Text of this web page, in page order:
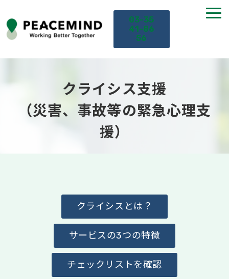
03-35
41-86
56
サービス
クライシス支援
（災害、事故等の緊急心理支
援）
クライシスとは？
サービスの3つの特徴
チェックリストを確認